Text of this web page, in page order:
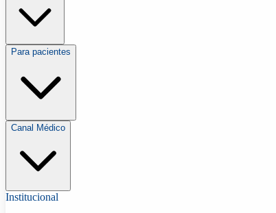
Para pacientes
Canal Médico
Institucional